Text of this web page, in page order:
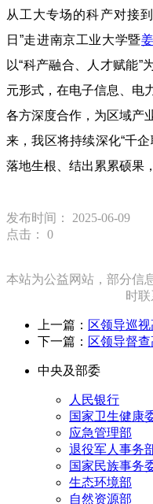
从工大专场的科产对接
日”走进南京工业大学暨
以“科产融合、人才赋能”
元形式，在电子信息、电
各方深度合作，为区域产
来，我区将持续深化“千
落地生根、结出累累硕果
发布时间： 2025-06-09
点击： 0
本站为公益网站，部分信
时联
上一篇： 区领导巡
下一篇： 区领导督
中央及部委
人民银行
国家卫生健康
应急管理部
退役军人事务
国家民族事务
生态环境部
自然资源部